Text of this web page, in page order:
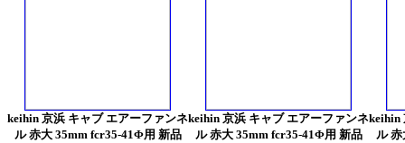
keihin 京浜 キャブ エアーファンネ
ル 赤大 35mm fcr35-41Φ用 新品
keihin 京浜 キャブ エアーファンネ
ル 赤大 35mm fcr35-41Φ用 新品
keihin
ル